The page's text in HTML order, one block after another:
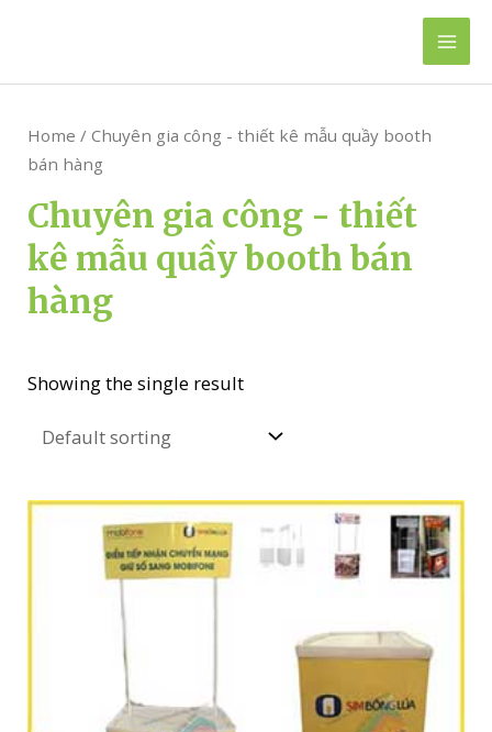
Main
Home / Chuyên gia công - thiết kê mẫu quầy booth
bán hàng
Chuyên gia công - thiết
kê mẫu quầy booth bán
hàng
Showing the single result